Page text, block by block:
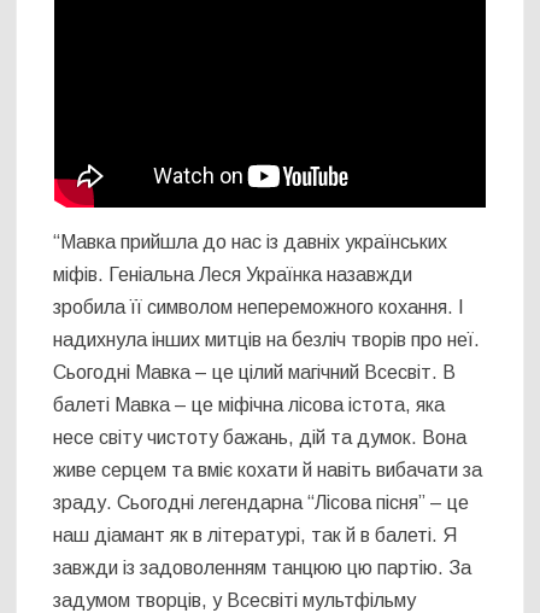
“Мавка прийшла до нас із давніх українських
міфів. Геніальна Леся Українка назавжди
зробила її символом непереможного кохання. І
надихнула інших митців на безліч творів про неї.
Сьогодні Мавка – це цілий магічний Всесвіт. В
балеті Мавка – це міфічна лісова істота, яка
несе світу чистоту бажань, дій та думок. Вона
живе серцем та вміє кохати й навіть вибачати за
зраду. Сьогодні легендарна “Лісова пісня” – це
наш діамант як в літературі, так й в балеті. Я
завжди із задоволенням танцюю цю партію. За
задумом творців, у Всесвіті мультфільму